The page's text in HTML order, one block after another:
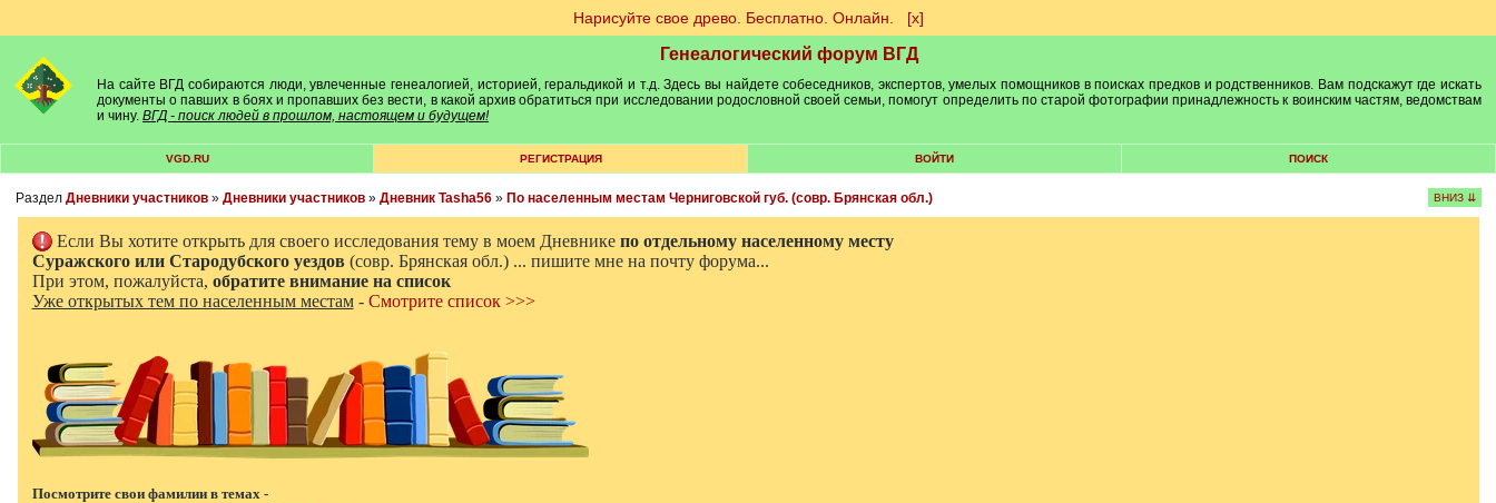
Нарисуйте свое древо. Бесплатно. Онлайн. [х]
Генеалогический форум ВГД
На сайте ВГД собираются люди, увлеченные генеалогией, историей, геральдикой и т.д. Здесь вы найдете собеседников, экспертов, умелых помощников в поисках предков и родственников. Вам подскажут где искать
документы о павших в боях и пропавших без вести, в какой архив обратиться при исследовании родословной своей семьи, помогут определить по старой фотографии принадлежность к воинским частям, ведомствам
и чину. ВГД - поиск людей в прошлом, настоящем и будущем!
VGD.RU РЕГИСТРАЦИЯ ВОЙТИ ПОИСК
Раздел Дневники участников» Дневники участников» Дневник Tasha56» По населенным местам Черниговской губ. (совр. Брянская обл.) ВНИЗ ⇊
Если Вы хотите открыть для своего исследования тему в моем Дневнике по отдельному населенному месту
Суражского или Стародубского уездов (совр. Брянская обл.) ... пишите мне на почту форума...
При этом, пожалуйста, обратите внимание на список
Уже открытых тем по населенным местам- Смотрите список >>>
Посмотрите свои фамилии в темах -